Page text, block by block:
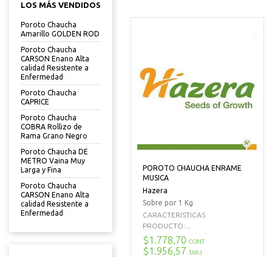
LOS MÁS VENDIDOS
Poroto Chaucha
Amarillo GOLDEN ROD
Poroto Chaucha
CARSON Enano Alta
calidad Resistente a
Enfermedad
Poroto Chaucha
CAPRICE
Poroto Chaucha
COBRA Rollizo de
Rama Grano Negro
Poroto Chaucha DE
METRO Vaina Muy
Larga y Fina
Poroto Chaucha
CARSON Enano Alta
calidad Resistente a
Enfermedad
POROTO CHAUCHA ENRAME
MUSICA
Hazera
Sobre por 1 Kg
CARACTERISTICAS
PRODUCTO:...
$1.778,70 CONT
$1.956,57 TARJ